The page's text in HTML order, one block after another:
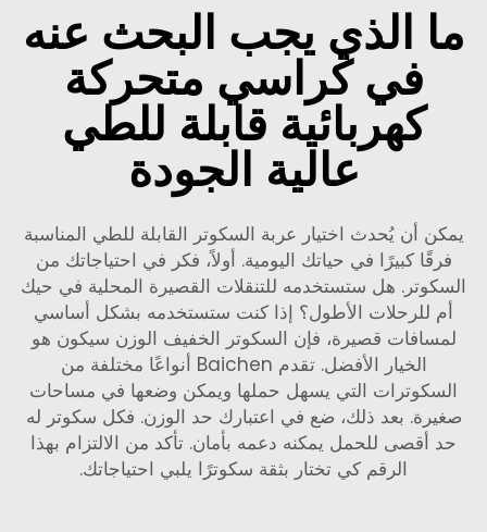
ما الذي يجب البحث عنه
في كراسي متحركة
كهربائية قابلة للطي
عالية الجودة
يمكن أن يُحدث اختيار عربة السكوتر القابلة للطي المناسبة
فرقًا كبيرًا في حياتك اليومية. أولاً، فكر في احتياجاتك من
السكوتر. هل ستستخدمه للتنقلات القصيرة المحلية في حيك
أم للرحلات الأطول؟ إذا كنت ستستخدمه بشكل أساسي
لمسافات قصيرة، فإن السكوتر الخفيف الوزن سيكون هو
الخيار الأفضل. تقدم Baichen أنواعًا مختلفة من
السكوترات التي يسهل حملها ويمكن وضعها في مساحات
صغيرة. بعد ذلك، ضع في اعتبارك حد الوزن. فكل سكوتر له
حد أقصى للحمل يمكنه دعمه بأمان. تأكد من الالتزام بهذا
الرقم كي تختار بثقة سكوترًا يلبي احتياجاتك.